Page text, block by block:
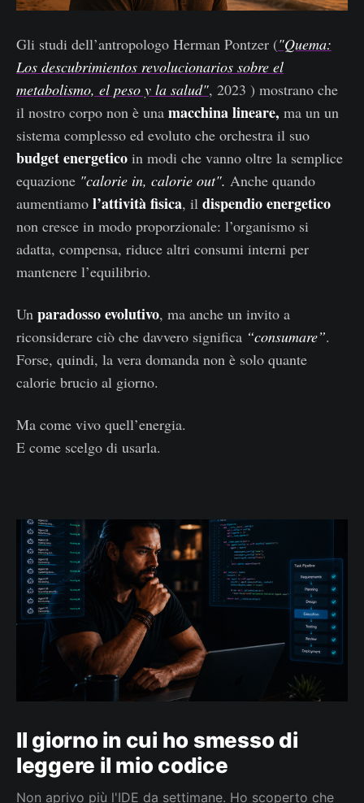
Gli studi dell’antropologo Herman Pontzer ("Quema:
Los descubrimientos revolucionarios sobre el
metabolismo, el peso y la salud", 2023 ) mostrano che
il nostro corpo non è una macchina lineare, ma un un
sistema complesso ed evoluto che orchestra il suo
budget energetico in modi che vanno oltre la semplice
equazione "calorie in, calorie out". Anche quando
aumentiamo l’attività fisica, il dispendio energetico
non cresce in modo proporzionale: l’organismo si
adatta, compensa, riduce altri consumi interni per
mantenere l’equilibrio.
Un paradosso evolutivo, ma anche un invito a
riconsiderare ciò che davvero significa “consumare”.
Forse, quindi, la vera domanda non è solo quante
calorie brucio al giorno.
Ma come vivo quell’energia.
E come scelgo di usarla.
Il giorno in cui ho smesso di
leggere il mio codice
Non aprivo più l'IDE da settimane. Ho scoperto che